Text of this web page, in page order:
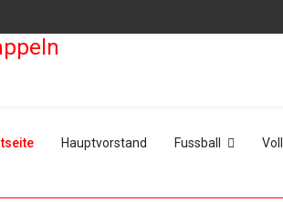
Hauptvorstand Fussball